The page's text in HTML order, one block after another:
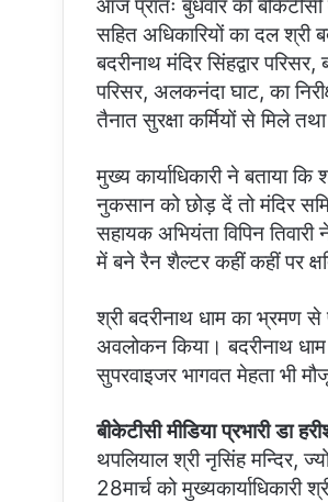
आज प्रातः बुधवार को बीकेटीसी
सहित अधिकारियों का दल श्री
बदरीनाथ मंदिर सिंहद्वार
परिसर, अलकनंदा घाट, का
तैनात सुरक्षा कर्मियों से मिले
मुख्य कार्याधिकारी ने बताया
नुकसान को छोड़ दें तो मंदिर
सहायक अभियंता विपिन
में बने रैन शैल्टर कहीं कहीं पर
श्री बदरीनाथ धाम का भ्रमण से
अवलोकन किया। बदरीनाथ
सुपरवाइजर भागवत मेहता भी
बीकेटीसी मीडिया प्रभारी डा
थपलियाल श्री नृसिंह मन्दिर,
28मार्च को